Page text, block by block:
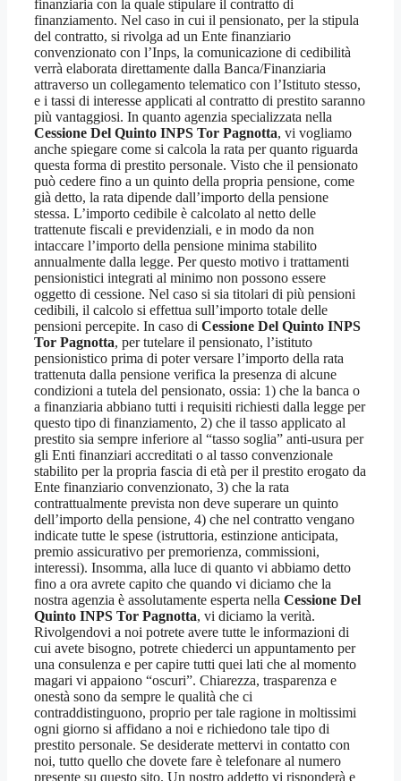
finanziaria con la quale stipulare il contratto di
finanziamento. Nel caso in cui il pensionato, per la stipula
del contratto, si rivolga ad un Ente finanziario
convenzionato con l’Inps, la comunicazione di cedibilità
verrà elaborata direttamente dalla Banca/Finanziaria
attraverso un collegamento telematico con l’Istituto stesso,
e i tassi di interesse applicati al contratto di prestito saranno
più vantaggiosi. In quanto agenzia specializzata nella
Cessione Del Quinto INPS Tor Pagnotta, vi vogliamo
anche spiegare come si calcola la rata per quanto riguarda
questa forma di prestito personale. Visto che il pensionato
può cedere fino a un quinto della propria pensione, come
già detto, la rata dipende dall’importo della pensione
stessa. L’importo cedibile è calcolato al netto delle
trattenute fiscali e previdenziali, e in modo da non
intaccare l’importo della pensione minima stabilito
annualmente dalla legge. Per questo motivo i trattamenti
pensionistici integrati al minimo non possono essere
oggetto di cessione. Nel caso si sia titolari di più pensioni
cedibili, il calcolo si effettua sull’importo totale delle
pensioni percepite. In caso di Cessione Del Quinto INPS
Tor Pagnotta, per tutelare il pensionato, l’istituto
pensionistico prima di poter versare l’importo della rata
trattenuta dalla pensione verifica la presenza di alcune
condizioni a tutela del pensionato, ossia: 1) che la banca o
a finanziaria abbiano tutti i requisiti richiesti dalla legge per
questo tipo di finanziamento, 2) che il tasso applicato al
prestito sia sempre inferiore al “tasso soglia” anti-usura per
gli Enti finanziari accreditati o al tasso convenzionale
stabilito per la propria fascia di età per il prestito erogato da
Ente finanziario convenzionato, 3) che la rata
contrattualmente prevista non deve superare un quinto
dell’importo della pensione, 4) che nel contratto vengano
indicate tutte le spese (istruttoria, estinzione anticipata,
premio assicurativo per premorienza, commissioni,
interessi). Insomma, alla luce di quanto vi abbiamo detto
fino a ora avrete capito che quando vi diciamo che la
nostra agenzia è assolutamente esperta nella Cessione Del
Quinto INPS Tor Pagnotta, vi diciamo la verità.
Rivolgendovi a noi potrete avere tutte le informazioni di
cui avete bisogno, potrete chiederci un appuntamento per
una consulenza e per capire tutti quei lati che al momento
magari vi appaiono “oscuri”. Chiarezza, trasparenza e
onestà sono da sempre le qualità che ci
contraddistinguono, proprio per tale ragione in moltissimi
ogni giorno si affidano a noi e richiedono tale tipo di
prestito personale. Se desiderate mettervi in contatto con
noi, tutto quello che dovete fare è telefonare al numero
presente su questo sito. Un nostro addetto vi risponderà e